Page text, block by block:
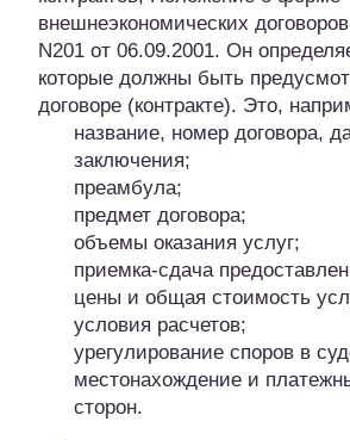
внешнеэкономических договоров
N201 от 06.09.2001. Он
которые должны быть
договоре (контракте). Это,
название, номер договора,
заключения;
преамбула;
предмет договора;
объемы оказания услуг;
приемка-сдача
цены и общая стоимость
условия расчетов;
урегулирование споров в
местонахождение и
сторон.